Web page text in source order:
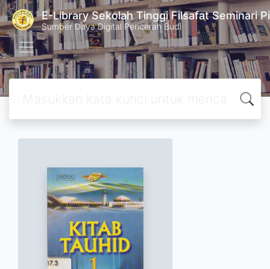
E-Library Sekolah Tinggi Filsafat Seminari
Sumber Daya Digital Pencerah Budi